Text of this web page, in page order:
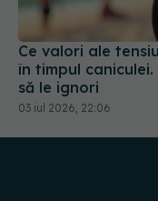
Ce valori ale
în timpul
să le ignori
03 iul 2026, 22:06